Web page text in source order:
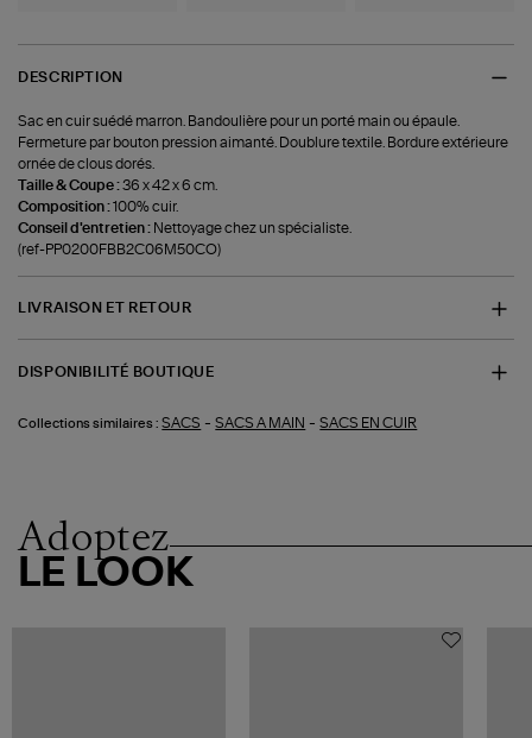
DESCRIPTION
Sac en cuir suédé marron. Bandoulière pour un porté main ou épaule.
Fermeture par bouton pression aimanté. Doublure textile. Bordure extérieure
ornée de clous dorés.
Taille & Coupe :36 x 42 x 6 cm.
Composition :100% cuir.
Conseil d'entretien : Nettoyage chez un spécialiste.
(ref-PP0200FBB2C06M50CO)
LIVRAISON ET RETOUR
DISPONIBILITÉ BOUTIQUE
Collections similaires : SACS -SACS A MAIN -SACS EN CUIR
Adoptez
LE LOOK